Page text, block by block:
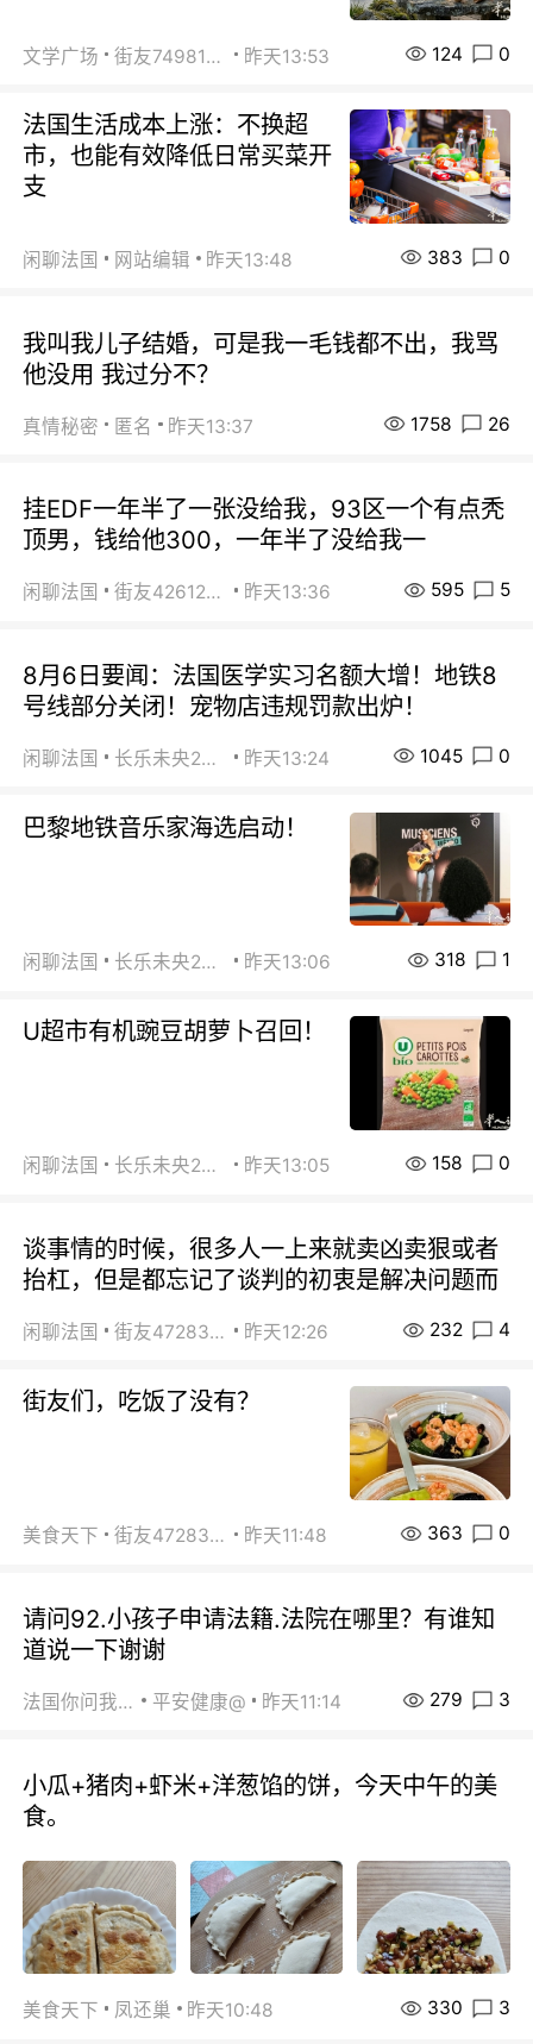
文学广场 街友74981146 昨天13:53 124 0
法国生活成本上涨：不换超
市，也能有效降低日常买菜开
支
闲聊法国 网站编辑 昨天13:48 383 0
我叫我儿子结婚，可是我一毛钱都不出，我骂
他没用 我过分不？
真情秘密 匿名 昨天13:37 1758 26
挂EDF一年半了一张没给我，93区一个有点秃
顶男，钱给他300，一年半了没给我一
闲聊法国 街友42612092 昨天13:36 595 5
8月6日要闻：法国医学实习名额大增！地铁8
号线部分关闭！宠物店违规罚款出炉！
闲聊法国 长乐未央2015 昨天13:24 1045 0
巴黎地铁音乐家海选启动！
闲聊法国 长乐未央2015 昨天13:06 318 1
U超市有机豌豆胡萝卜召回！
闲聊法国 长乐未央2015 昨天13:05 158 0
谈事情的时候，很多人一上来就卖凶卖狠或者
抬杠，但是都忘记了谈判的初衷是解决问题而
闲聊法国 街友472838572 昨天12:26 232 4
街友们，吃饭了没有？
美食天下 街友472838572 昨天11:48 363 0
请问92.小孩子申请法籍.法院在哪里？有谁知
道说一下谢谢
法国你问我答 平安健康@ 昨天11:14 279 3
小瓜+猪肉+虾米+洋葱馅的饼，今天中午的美
食。
美食天下 凤还巢 昨天10:48 330 3